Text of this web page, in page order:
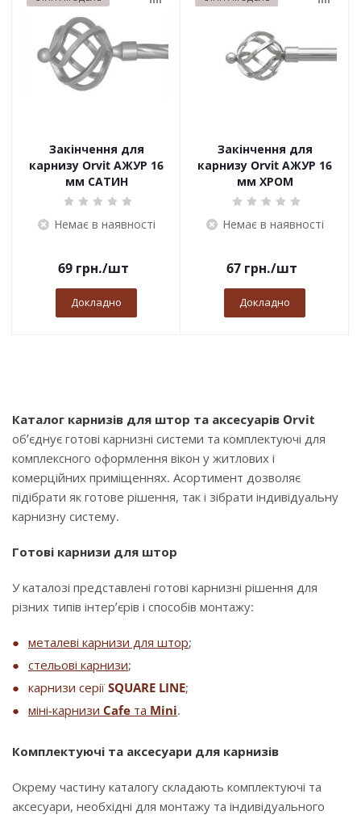
Закінчення для
карнизу Orvit АЖУР 16
мм САТИН
Немає в наявності
69 грн./шт
Докладно
Закінчення для
карнизу Orvit АЖУР 16
мм ХРОМ
Немає в наявності
67 грн./шт
Докладно
Каталог карнизів для штор та аксесуарів Orvit
об’єднує готові карнизні системи та комплектуючі для
комплексного оформлення вікон у житлових і
комерційних приміщеннях. Асортимент дозволяє
підібрати як готове рішення, так і зібрати індивідуальну
карнизну систему.
Готові карнизи для штор
У каталозі представлені готові карнизні рішення для
різних типів інтер’єрів і способів монтажу:
металеві карнизи для штор;
стельові карнизи;
карнизи серії SQUARE LINE;
міні-карнизи Cafe та Mini.
Комплектуючі та аксесуари для карнизів
Окрему частину каталогу складають комплектуючі та
аксесуари, необхідні для монтажу та індивідуального